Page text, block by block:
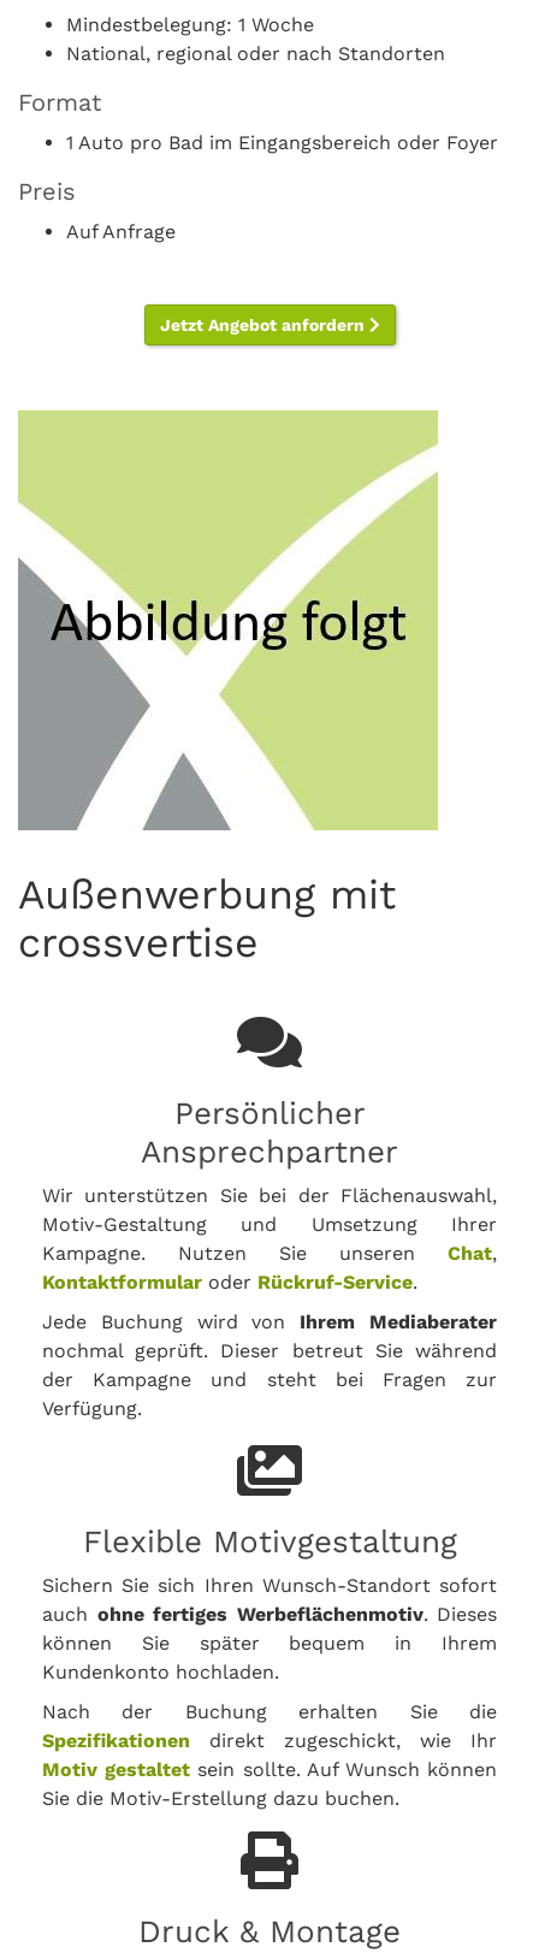
Mindestbelegung: 1 Woche
National, regional oder nach Standorten
Format
1 Auto pro Bad im Eingangsbereich oder Foyer
Preis
Auf Anfrage
Jetzt Angebot anfordern
Außenwerbung mit
crossvertise
Persönlicher
Ansprechpartner
Wir unterstützen Sie bei der Flächenauswahl,
Motiv-Gestaltung und Umsetzung Ihrer
Kampagne. Nutzen Sie unseren Chat,
Kontaktformular oder Rückruf-Service.
Jede Buchung wird von Ihrem Mediaberater
nochmal geprüft. Dieser betreut Sie während
der Kampagne und steht bei Fragen zur
Verfügung.
Flexible Motivgestaltung
Sichern Sie sich Ihren Wunsch-Standort sofort
auch ohne fertiges Werbeflächenmotiv. Dieses
können Sie später bequem in Ihrem
Kundenkonto hochladen.
Nach der Buchung erhalten Sie die
Spezifikationen direkt zugeschickt, wie Ihr
Motiv gestaltet sein sollte. Auf Wunsch können
Sie die Motiv-Erstellung dazu buchen.
Druck & Montage